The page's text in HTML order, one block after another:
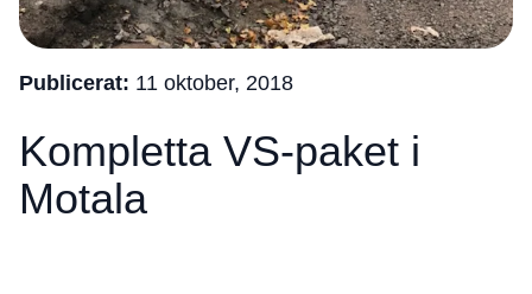
Publicerat: 11 oktober, 2018
Kompletta VS-paket i
Motala